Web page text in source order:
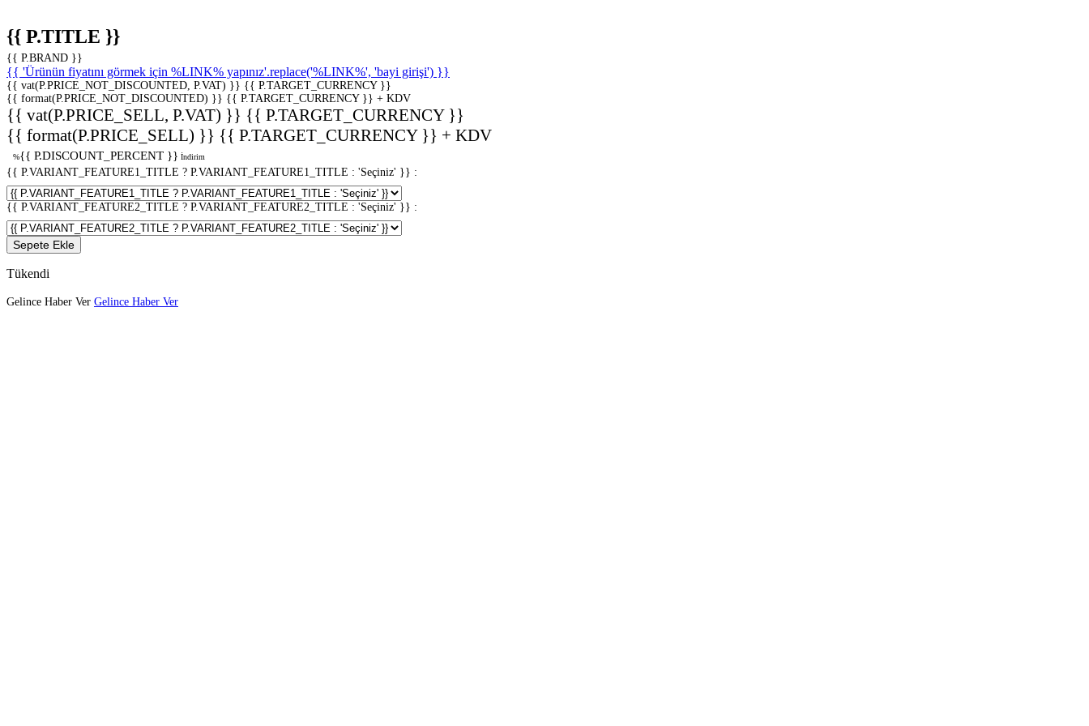
{{ P.TITLE }}
{{ P.BRAND }}
{{ 'Ürünün fiyatını görmek için %LINK% yapınız'.replace('%LINK%', 'bayi girişi') }}
{{ vat(P.PRICE_NOT_DISCOUNTED, P.VAT) }} {{ P.TARGET_CURRENCY }}
{{ format(P.PRICE_NOT_DISCOUNTED) }} {{ P.TARGET_CURRENCY }} + KDV
{{ vat(P.PRICE_SELL, P.VAT) }} {{ P.TARGET_CURRENCY }}
{{ format(P.PRICE_SELL) }} {{ P.TARGET_CURRENCY }} + KDV
%{{ P.DISCOUNT_PERCENT }} İndirim
{{ P.VARIANT_FEATURE1_TITLE ? P.VARIANT_FEATURE1_TITLE : 'Seçiniz' }} :
{{ P.VARIANT_FEATURE2_TITLE ? P.VARIANT_FEATURE2_TITLE : 'Seçiniz' }} :
Sepete Ekle
Tükendi
Gelince Haber Ver Gelince Haber Ver